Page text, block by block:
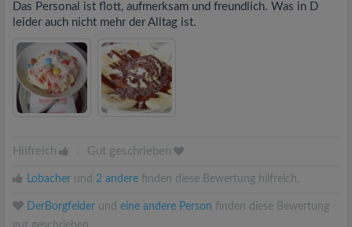
Das Personal ist flott, aufmerksam und freundlich. Was in D
leider auch nicht mehr der Alltag ist.
Hilfreich Gut geschrieben
Lobacher und 2 andere finden diese Bewertung hilfreich.
DerBorgfelder und eine andere Person finden diese Bewertung